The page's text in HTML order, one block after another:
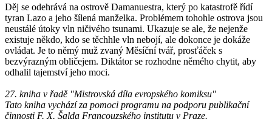
Děj se odehrává na ostrově Damanuestra, který po katastrofě řídí
tyran Lazo a jeho šílená manželka. Problémem tohohle ostrova jsou
neustálé útoky vln ničivého tsunami. Ukazuje se ale, že nejenže
existuje někdo, kdo se těchhle vln nebojí, ale dokonce je dokáže
ovládat. Je to němý muž zvaný Měsíční tvář, prosťáček s
bezvýrazným obličejem. Diktátor se rozhodne němého chytit, aby
odhalil tajemství jeho moci.
27. kniha v řadě "Mistrovská díla evropského komiksu"
Tato kniha vychází za pomoci programu na podporu publikační
činnosti F. X. Šalda Francouzského institutu v Praze.